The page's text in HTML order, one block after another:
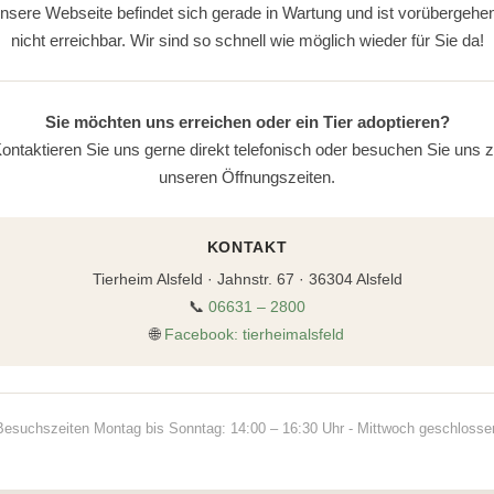
Webseite befindet sich gerade in Wartung und ist
nicht erreichbar. Wir sind so schnell wie möglich wieder für Sie da!
Sie möchten uns erreichen oder ein Tier adoptieren?
Sie uns gerne direkt telefonisch oder besuchen Sie uns
unseren Öffnungszeiten.
KONTAKT
Tierheim Alsfeld · Jahnstr. 67 · 36304 Alsfeld
📞 06631 – 2800
🌐 Facebook: tierheimalsfeld
Montag bis Sonntag: 14:00 – 16:30 Uhr - Mittwoch